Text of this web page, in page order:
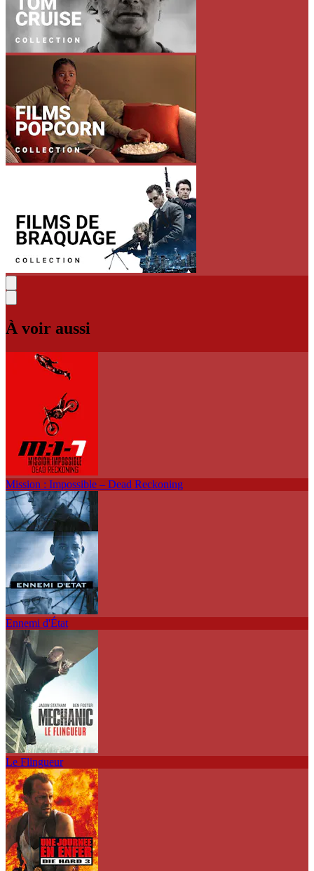
À voir aussi
Mission : Impossible – Dead Reckoning
Ennemi d'État
Le Flingueur